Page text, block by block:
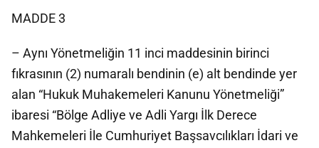
MADDE 3
– Aynı Yönetmeliğin 11 inci maddesinin birinci
fıkrasının (2) numaralı bendinin (e) alt bendinde yer
alan “Hukuk Muhakemeleri Kanunu Yönetmeliği”
ibaresi “Bölge Adliye ve Adli Yargı İlk Derece
Mahkemeleri İle Cumhuriyet Başsavcılıkları İdari ve